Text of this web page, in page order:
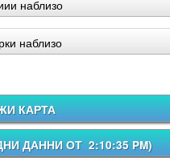
наблизо
наблизо
КАРТА
ДАННИ ОТ 2:10:35 PM)